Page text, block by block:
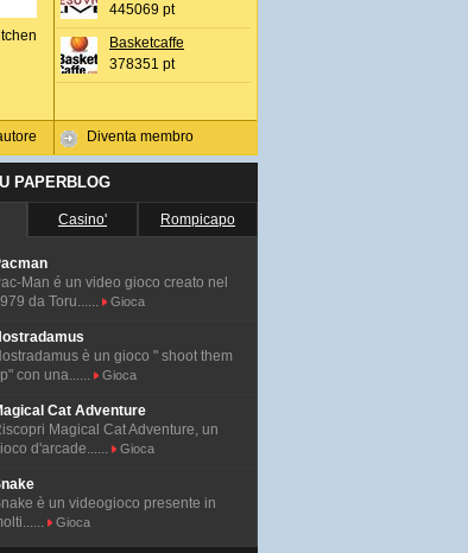
445069 pt
Basketcaffe
378351 pt
Diventa membro
PAPERBLOG
Casino' Rompicapo
Man é un video gioco creato nel
da Toru......
Gioca
è un gioco " shoot them
con una......
Gioca
Cat Adventure
Magical Cat Adventure, un
d'arcade......
Gioca
è un videogioco presente in
Gioca